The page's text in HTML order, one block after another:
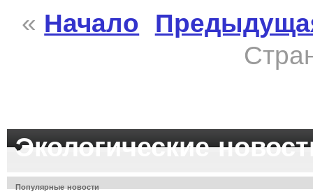
« Начало
Экологические
Популярные новости